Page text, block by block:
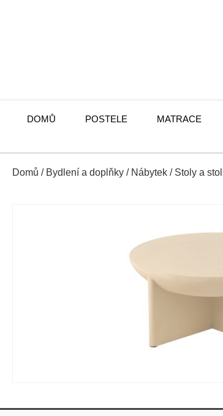
DOMŮ POSTELE MATRACE
Domů / Bydlení a doplňky / Nábytek / Stoly a